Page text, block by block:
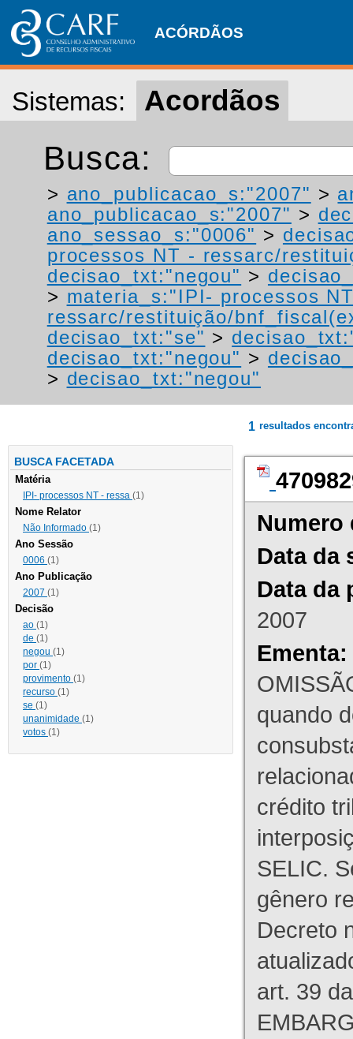
ACÓRDÃOS
Sistemas: Acordãos
Busca:
> ano_publicacao_s:"2007" >
ano_publicacao_s:"2007" >
ano_sessao_s:"0006" >
processos NT - ressarc/
decisao_txt:"negou" >
> materia_s:"IPI- processos
ressarc/restituição/
decisao_txt:"se" >
decisao_txt:"negou" >
> decisao_txt:"negou"
BUSCA FACETADA
Matéria
IPI- processos NT - ressa (1)
Nome Relator
Não Informado (1)
Ano Sessão
0006 (1)
Ano Publicação
2007 (1)
Decisão
ao (1)
de (1)
negou (1)
por (1)
provimento (1)
recurso (1)
se (1)
unanimidade (1)
votos (1)
1 resultados
Numero
Data da
Data da
2007
Ementa:
quando
crédito
SELIC.
gênero
Decreto
art. 39